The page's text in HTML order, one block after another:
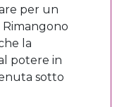
per un
la
potere in
sotto